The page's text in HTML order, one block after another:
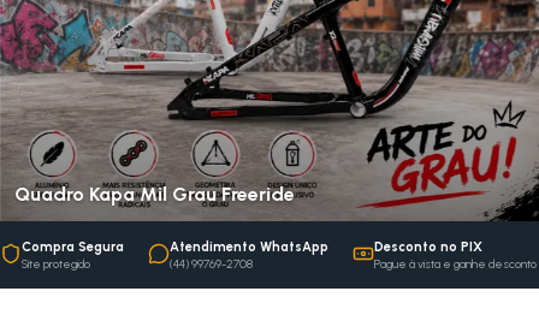
Quadro Kapa Mil Grau Freeride
Compra Segura
Site protegido
Atendimento WhatsApp
(44) 99769-2708
Desconto no PIX
Pague à vista e ganhe desconto